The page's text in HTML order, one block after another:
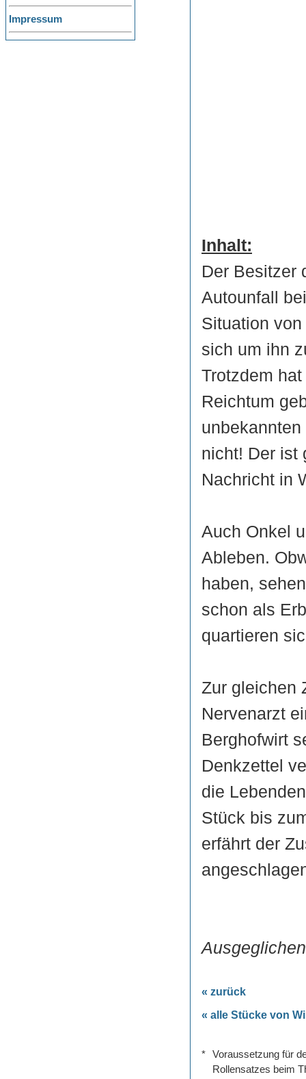
Impressum
Inhalt:
Der Besitzer
Autounfall
Situation
sich um ihn
Trotzdem
Reichtum
unbekannten
nicht! Der ist
Nachricht in
Auch Onkel
Ableben.
haben,
schon als
quartieren
Zur gleichen
Nervenarzt
Berghofwirt
Denkzettel
die
Stück bis
erfährt der
« zurück
« alle Stücke von
*
Voraussetzung für
Rollensatzes beim